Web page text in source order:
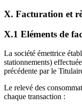
X. Facturation et
X.1 Eléments de
La société émettrice
stationnements)
précédente par le
Le relevé des
chaque transaction :